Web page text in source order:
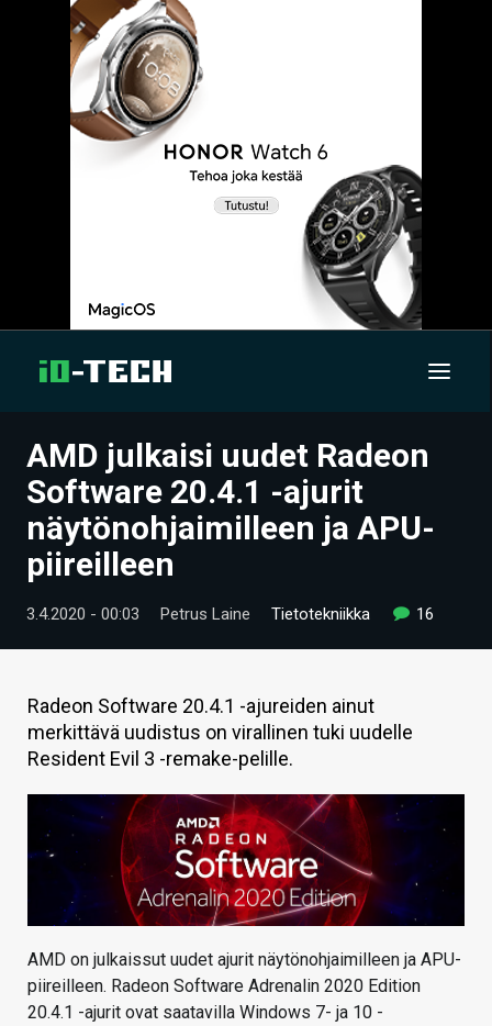
UUTISET
ARTIKKELIT
VIDEOT
TECHBBS
HINTA.FI
KAUPPA
VAIHDA TEEMA
HAKU
AMD julkaisi uudet Radeon
Software 20.4.1 -ajurit
näytönohjaimilleen ja APU-
piireilleen
3.4.2020 - 00:03 Petrus Laine Tietotekniikka 16
Radeon Software 20.4.1 -ajureiden ainut
merkittävä uudistus on virallinen tuki uudelle
Resident Evil 3 -remake-pelille.
AMD on julkaissut uudet ajurit näytönohjaimilleen ja APU-
piireilleen. Radeon Software Adrenalin 2020 Edition
20.4.1 -ajurit ovat saatavilla Windows 7- ja 10 -